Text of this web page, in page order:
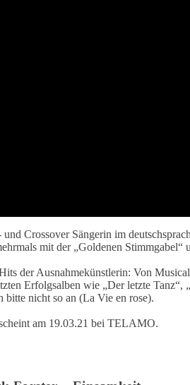
Crossover Sängerin im
mit der „Goldenen Stimmgabel“
der Ausnahmekünstlerin: Von
Erfolgsalben wie „Der letzte
bitte nicht so an (La Vie en rose).
am 19.03.21 bei TELAMO.